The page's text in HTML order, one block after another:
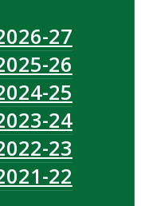
27
26
25
24
23
22